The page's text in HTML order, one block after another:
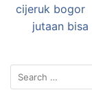
cijeruk bogor
jutaan
Search
for: